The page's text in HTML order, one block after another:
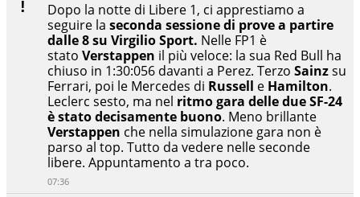
Dopo la notte di Libere 1, ci apprestiamo a
seguire la seconda sessione di prove a partire
dalle 8 su Virgilio Sport. Nelle FP1 è
stato Verstappen il più veloce: la sua Red Bull ha
chiuso in 1:30:056 davanti a Perez. Terzo Sainzsu
Ferrari, poi le Mercedes di Russell e Hamilton.
Leclerc sesto, ma nel ritmo gara delle due SF-24
è stato decisamente buono. Meno brillante
Verstappen che nella simulazione gara non è
parso al top. Tutto da vedere nelle seconde
libere. Appuntamento a tra poco.
07:36